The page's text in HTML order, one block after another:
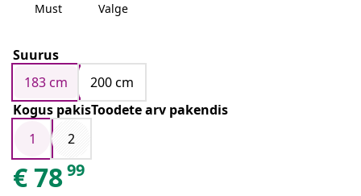
Must Valge
Suurus
183 cm
200 cm
Kogus pakisToodete arv pakendis
1
2
€7899